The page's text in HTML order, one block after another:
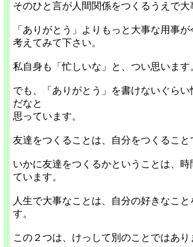
そのひと言が人間関係をつくるうえで大
「ありがとう」よりもっと大事な用事
考えてみて下さい。
私自身も「忙しいな」と、つい思います
でも、「ありがとう」を書けないぐら
だなと
思っています。
友達をつくることは、自分をつくること
いかに友達をつくるかということは、
ています。
人生で大事なことは、自分の好きなこ
す。
この２つは、けっして別のことではあり